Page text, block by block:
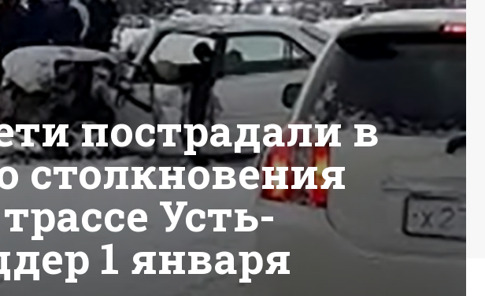
пострадали в
столкновения
Усть-
1 января